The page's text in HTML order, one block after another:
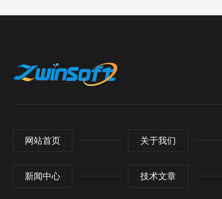
网站首页 关于我们
新闻中心 技术文章